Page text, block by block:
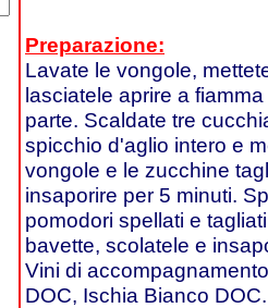
Preparazione:
Lavate le vongole,
lasciatele aprire a
parte. Scaldate tre
spicchio d'aglio intero e
vongole e le zucchine
insaporire per 5 minuti.
pomodori spellati e
bavette, scolatele e
Vini di
DOC, Ischia Bianco DOC.